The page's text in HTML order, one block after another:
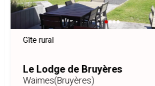
Gîte rural
Le Lodge de Bruyères
Waimes(Bruyères)